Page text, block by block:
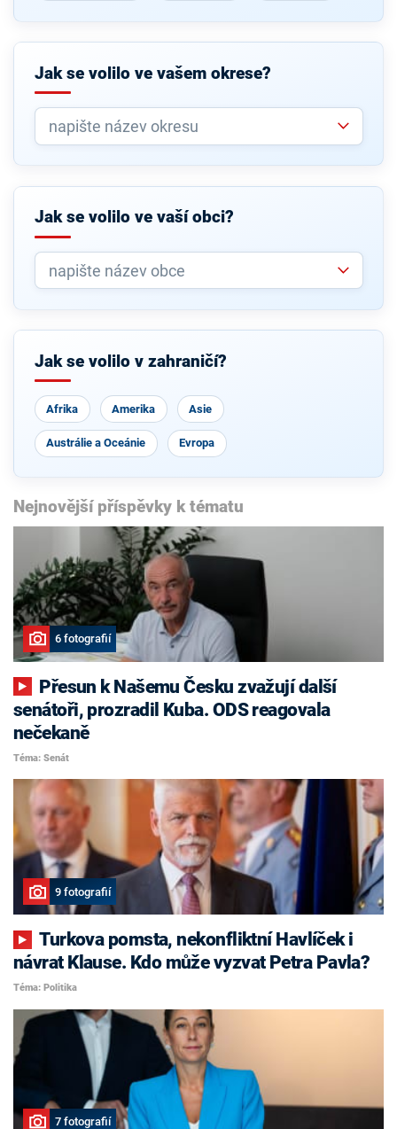
Jak se volilo ve vašem okrese?
Jak se volilo ve vaší obci?
Jak se volilo v zahraničí?
Afrika Amerika Asie
Austrálie a Oceánie Evropa
Nejnovější příspěvky k tématu
6 fotografií
senátoři, prozradil Kuba. ODS reagovala
nečekaně
Téma: Senát
9 fotografií
Turkova pomsta, nekonfliktní Havlíček i
návrat Klause. Kdo může vyzvat Petra Pavla?
Téma: Politika
7 fotografií